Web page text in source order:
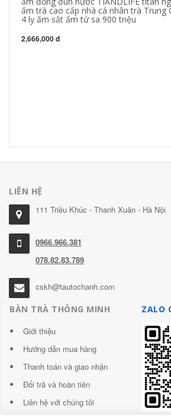
ấm trà cao cấp nhà cá nhân trà Trung
4 ly ấm sắt ấm tử sa 900 triệu
2,666,000 đ
LIÊN HỆ
111 Triều Khúc - Thanh Xuân - Hà Nội
0966.966.381
078.82.83.789
cskh@tautochanh.com
BÀN TRÀ THÔNG MINH
Giới thiệu
Hướng dẫn mua hàng
Thanh toán và giao nhận
Đổi trả và hoàn tiền
Liên hệ với chúng tôi
ZALO